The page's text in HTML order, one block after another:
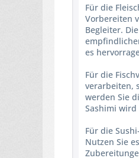
Für die
Vorbereiten
Begleiter.
es
Für die
verarbeiten,
werden Sie
Sashimi
Für die
Nutzen Sie